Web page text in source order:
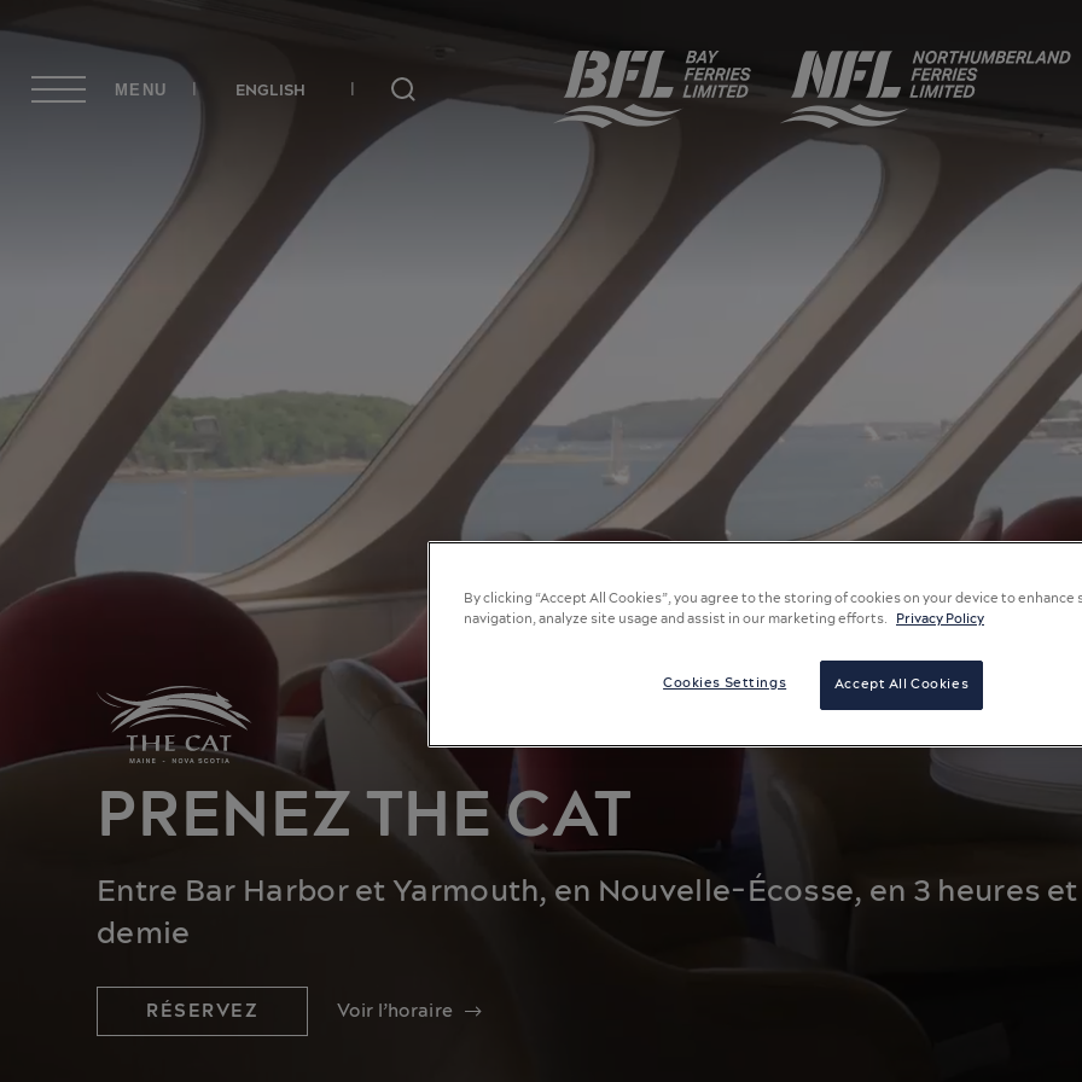
MENU ENGLISH
Rechercher
PRENEZ THE CAT
Entre Bar Harbor et Yarmouth, en Nouvelle-Écosse, en 3 heures et
demie
RÉSERVEZ Voir l’horaire
By clicking “Accept All Cookies”, you agree to the storing of cookies on your device to enhance
navigation, analyze site usage and assist in our marketing efforts. Privacy Policy
Accept All Cookies
Cookies Settings